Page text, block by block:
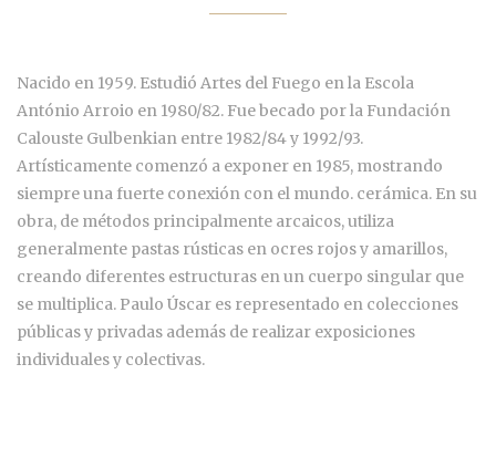
Nacido en 1959. Estudió Artes del Fuego en la Escola
António Arroio en 1980/82. Fue becado por la Fundación
Calouste Gulbenkian entre 1982/84 y 1992/93.
Artísticamente comenzó a exponer en 1985, mostrando
siempre una fuerte conexión con el mundo. cerámica. En su
obra, de métodos principalmente arcaicos, utiliza
generalmente pastas rústicas en ocres rojos y amarillos,
creando diferentes estructuras en un cuerpo singular que
se multiplica. Paulo Úscar es representado en colecciones
públicas y privadas además de realizar exposiciones
individuales y colectivas.